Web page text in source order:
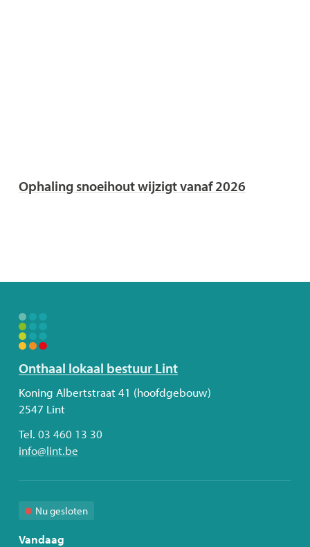
Ophaling snoeihout wijzigt vanaf 2026
Volg
ons
Onthaal lokaal bestuur Lint
Adres
Koning Albertstraat 41 (hoofdgebouw)
2547 Lint
Tel. 03 460 13 30
E-
info@lint.be
Nu gesloten
Vandaag